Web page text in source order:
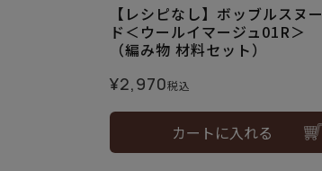
【レシピなし】ボッブルスヌー
ド＜ウールイマージュ01R＞
（編み物 材料セット）
¥2,970税込
カートに入れる